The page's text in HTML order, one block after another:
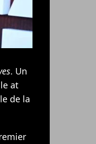
. Un
at
de la